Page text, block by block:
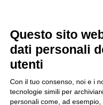
221
42107 Novellara (RE –
Italy)
Email: info@slanzi.it
Telefono: +39 (0522)
651313 – 651298
Questo sito
dati personali
utenti
Con il tuo consenso, noi e i
tecnologie simili per
personali come, ad